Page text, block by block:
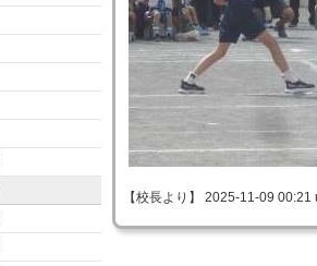
【校長より】 2025-11-09 00:21